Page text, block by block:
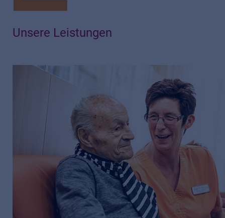
Unsere Leistungen